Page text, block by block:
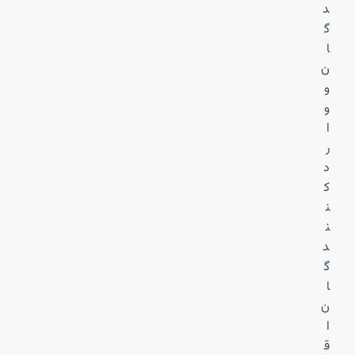
د
گ
ا
ن
و
و
ا
ر
د
ک
ن
ن
د
گ
ا
ن
ا
ق